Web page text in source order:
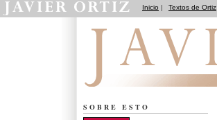
Inicio | Textos de Ortiz
SOBRE ESTO